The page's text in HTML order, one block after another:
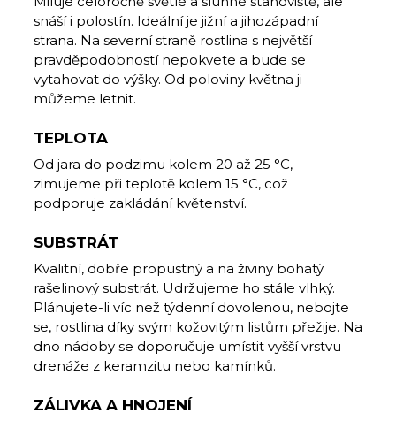
snáší i polostín. Ideální je jižní a jihozápadní
strana. Na severní straně rostlina s největší
pravděpodobností nepokvete a bude se
vytahovat do výšky. Od poloviny května ji
můžeme letnit.
TEPLOTA
Od jara do podzimu kolem 20 až 25 °C,
zimujeme při teplotě kolem 15 °C, což
podporuje zakládání květenství.
SUBSTRÁT
Kvalitní, dobře propustný a na živiny bohatý
rašelinový substrát. Udržujeme ho stále vlhký.
Plánujete-li víc než týdenní dovolenou, nebojte
se, rostlina díky svým kožovitým listům přežije. Na
dno nádoby se doporučuje umístit vyšší vrstvu
drenáže z keramzitu nebo kamínků.
ZÁLIVKA A HNOJENÍ